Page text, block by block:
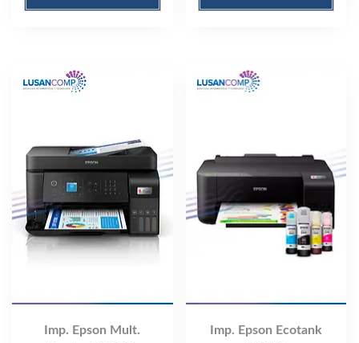
Imp. Epson Mult.
Imp. Epson Ecotank